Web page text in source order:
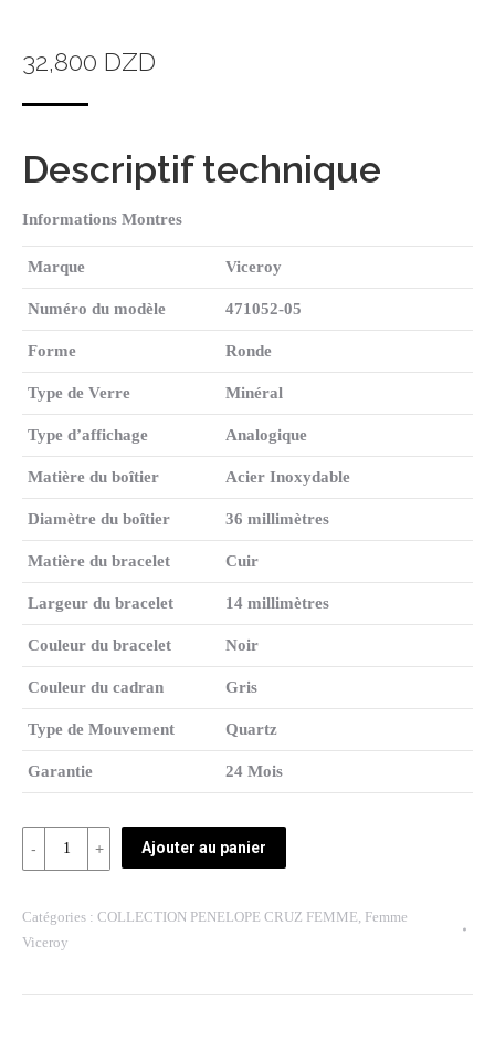
32,800 DZD
Descriptif technique
Informations Montres
Marque Viceroy
Numéro du modèle 471052-05
Forme Ronde
Type de Verre Minéral
Type d’affichage Analogique
Matière du boîtier Acier Inoxydable
Diamètre du boîtier 36 millimètres
Matière du bracelet Cuir
Largeur du bracelet 14 millimètres
Couleur du bracelet Noir
Couleur du cadran Gris
Type de Mouvement Quartz
Garantie 24 Mois
Quantité
REF:
Ajouter au panier
Catégories : COLLECTION PENELOPE CRUZ FEMME Femme
Viceroy